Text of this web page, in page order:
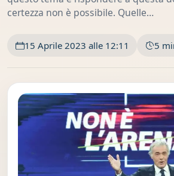
certezza non è possibile. Quelle…
15 Aprile 2023 alle 12:11 5